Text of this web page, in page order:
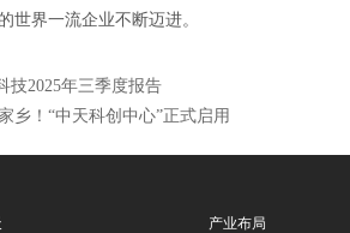
世界一流企业不断迈进。
技2025年三季度报告
乡！“中天科创中心”正式启用
产业布局